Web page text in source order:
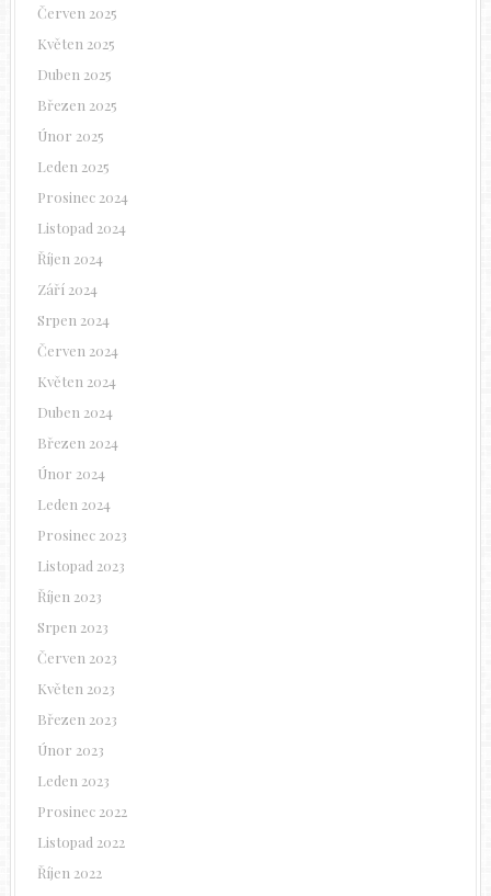
Červen 2025
Květen 2025
Duben 2025
Březen 2025
Únor 2025
Leden 2025
Prosinec 2024
Listopad 2024
Říjen 2024
Září 2024
Srpen 2024
Červen 2024
Květen 2024
Duben 2024
Březen 2024
Únor 2024
Leden 2024
Prosinec 2023
Listopad 2023
Říjen 2023
Srpen 2023
Červen 2023
Květen 2023
Březen 2023
Únor 2023
Leden 2023
Prosinec 2022
Listopad 2022
Říjen 2022